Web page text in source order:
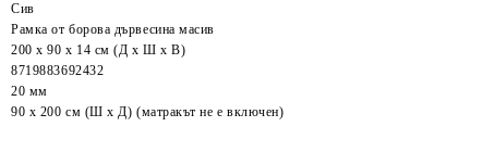
Сив
Рамка от борова дървесина масив
200 х 90 х 14 см (Д х Ш х В)
8719883692432
20 мм
90 x 200 см (Ш x Д) (матракът не е включен)